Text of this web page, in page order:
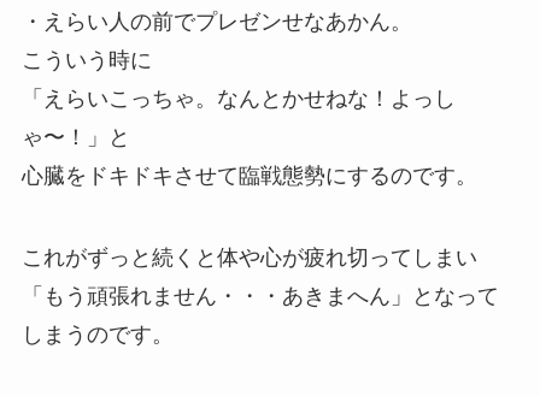
・えらい人の前でプレゼンせなあかん。
こういう時に
「えらいこっちゃ。なんとかせねな！よっし
ゃ〜！」と
心臓をドキドキさせて臨戦態勢にするのです。
これがずっと続くと体や心が疲れ切ってしまい
「もう頑張れません・・・あきまへん」となって
しまうのです。